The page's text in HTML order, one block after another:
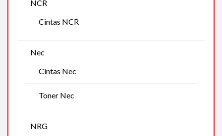
NCR
Cintas NCR
Nec
Cintas Nec
Toner Nec
NRG